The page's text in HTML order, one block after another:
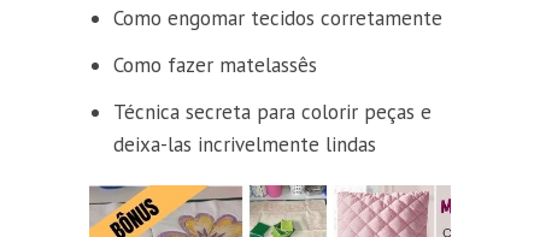
Como engomar tecidos corretamente
Como fazer matelassês
Técnica secreta para colorir peças e
deixa-las incrivelmente lindas